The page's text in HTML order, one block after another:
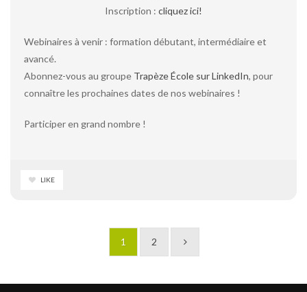
Inscription : cliquez ici!
Webinaires à venir : formation débutant, intermédiaire et
avancé.
Abonnez-vous au groupe Trapèze École sur LinkedIn, pour
connaître les prochaines dates de nos webinaires !
Participer en grand nombre !
LIKE
1 2